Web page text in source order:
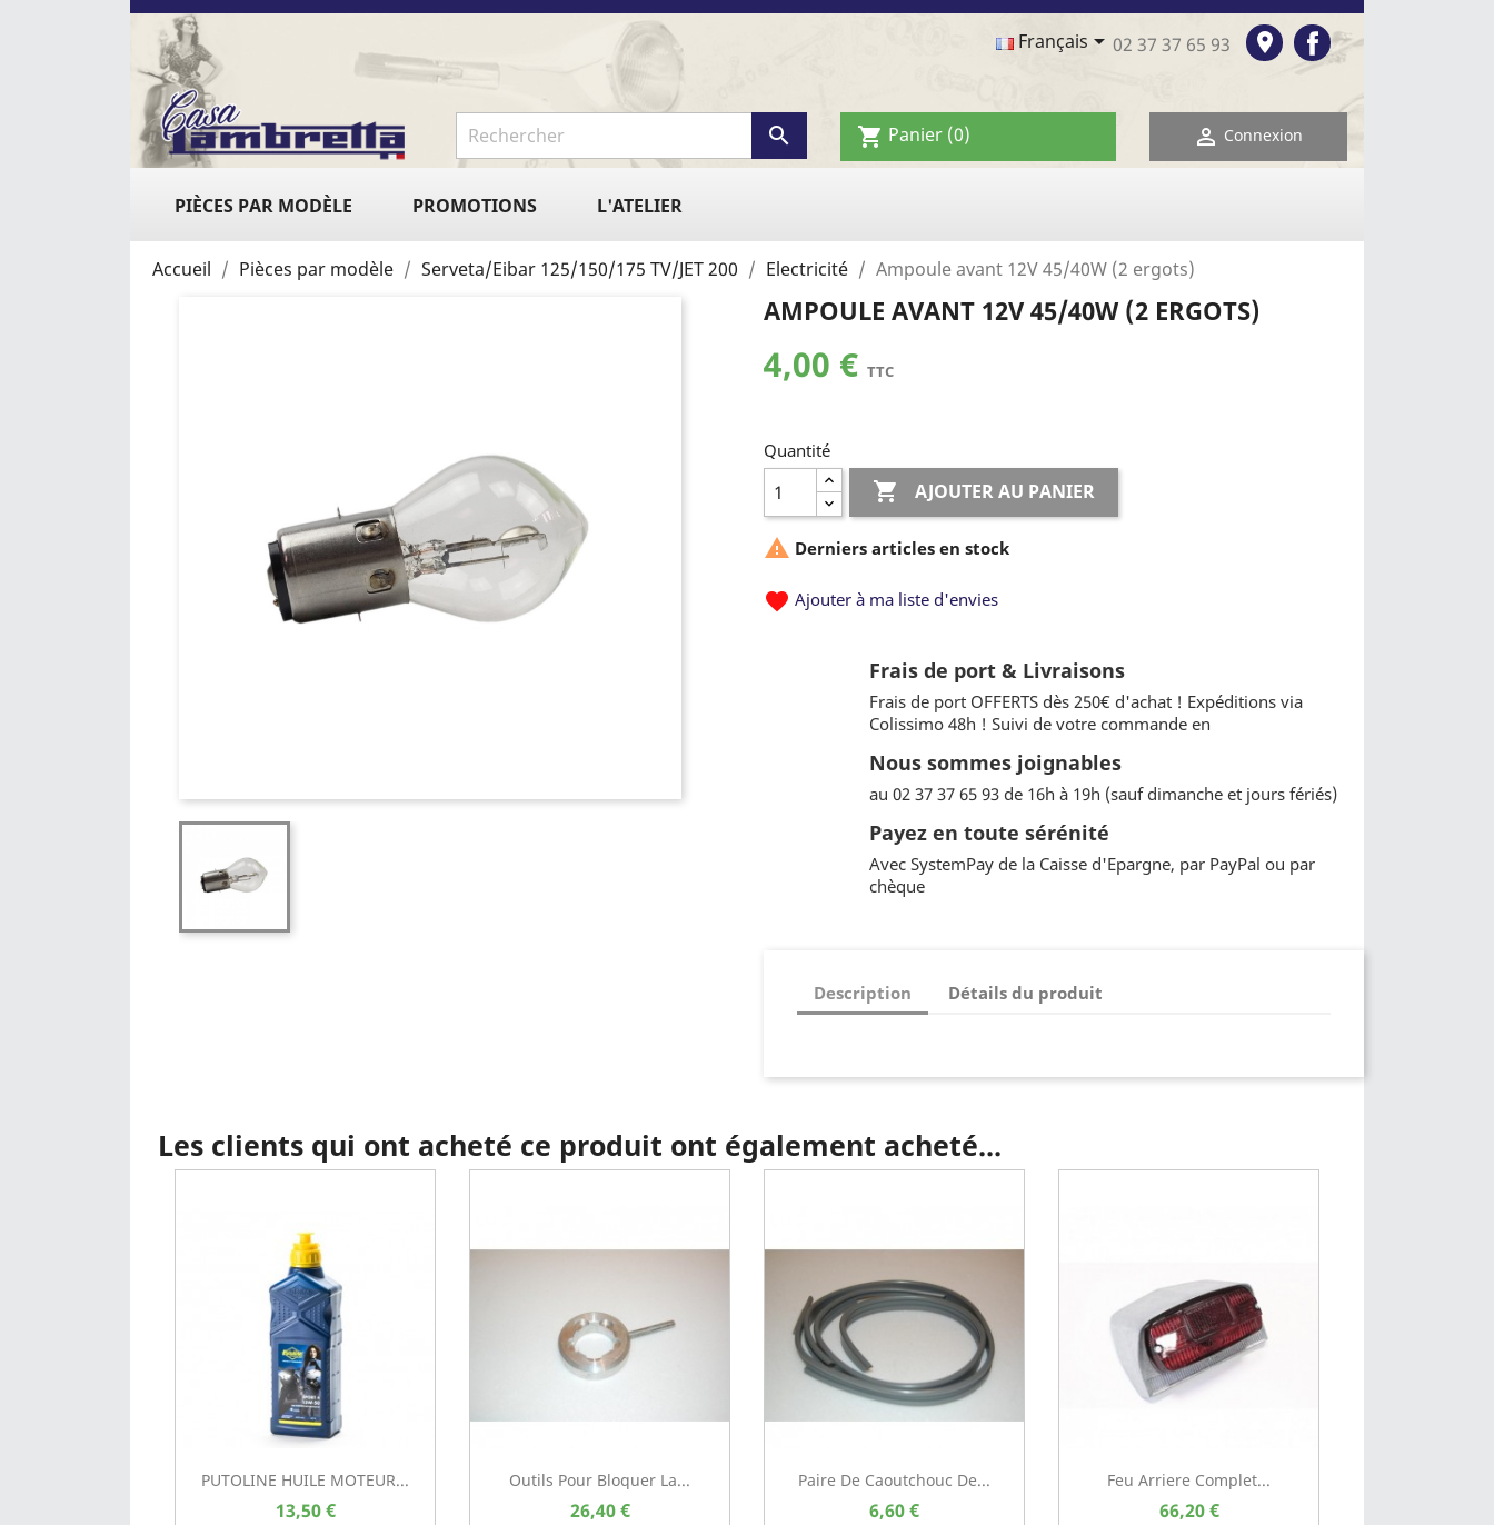
Français 02 37 37 65 93 room Facebook
 shopping_cart Panier (0)  Connexion
PIÈCES PAR MODÈLE PROMOTIONS L'ATELIER
Accueil Pièces par modèle Serveta/Eibar 125/150/175 TV/JET 200 Electricité Ampoule avant 12V 45/40W (2 ergots)
AMPOULE AVANT 12V 45/40W (2 ERGOTS)
4,00 € TTC
Quantité
 AJOUTER AU PANIER
 Derniers articles en stock
favorite Ajouter à ma liste d'envies
Frais de port & Livraisons
Frais de port OFFERTS dès 250€ d'achat ! Expéditions via
Colissimo 48h ! Suivi de votre commande en
Nous sommes joignables
au 02 37 37 65 93 de 16h à 19h (sauf dimanche et jours fériés)
Payez en toute sérénité
Avec SystemPay de la Caisse d'Epargne, par PayPal ou par
chèque
Description Détails du produit
Les clients qui ont acheté ce produit ont également acheté...
PUTOLINE HUILE MOTEUR...
13,50 €
Outils Pour Bloquer La...
26,40 €
Paire De Caoutchouc De...
6,60 €
Feu Arriere Complet...
66,20 €